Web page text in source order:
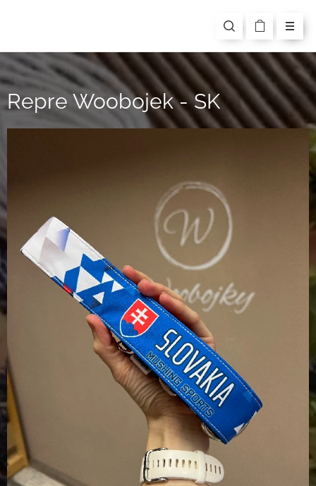
Repre Woobojek - SK